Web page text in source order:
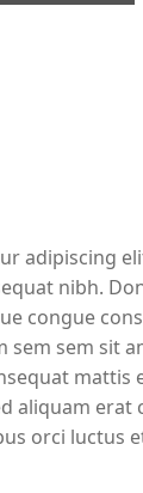
adipiscing
nibh.
congue
sem sit
aliquam
orci luctus